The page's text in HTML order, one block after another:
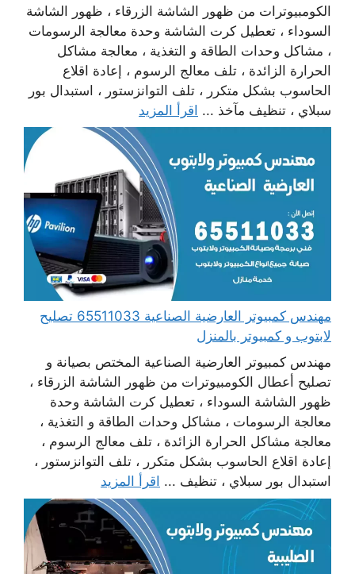
الكومبيوترات من ظهور الشاشة الزرقاء ، ظهور الشاشة
السوداء ، تعطيل كرت الشاشة وحدة معالجة الرسومات
، مشاكل وحدات الطاقة و التغذية ، معالجة مشاكل
الحرارة الزائدة ، تلف معالج الرسوم ، إعادة اقلاع
الحاسوب بشكل متكرر ، تلف التوانزستور ، استبدال بور
سبلاي ، تنظيف مآخذ ... اقرأ المزيد
مهندس كمبيوتر العارضية الصناعية 65511033 تصليح
لابتوب و كمبيوتر بالمنزل
مهندس كمبيوتر العارضية الصناعية المختص بصيانة و
تصليح أعطال الكومبيوترات من ظهور الشاشة الزرقاء ،
ظهور الشاشة السوداء ، تعطيل كرت الشاشة وحدة
معالجة الرسومات ، مشاكل وحدات الطاقة و التغذية ،
معالجة مشاكل الحرارة الزائدة ، تلف معالج الرسوم ،
إعادة اقلاع الحاسوب بشكل متكرر ، تلف التوانزستور ،
استبدال بور سبلاي ، تنظيف ... اقرأ المزيد